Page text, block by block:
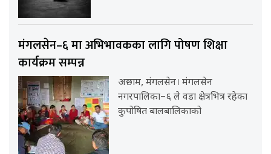
मंगलसेन–६ मा अभिभावकका लागि पोषण शिक्षा
कार्यक्रम सम्पन्न
अछाम, मंगलसेन। मंगलसेन
नगरपालिका–६ ले वडा क्षेत्रभित्र रहेका
कुपोषित बालबालिकाको